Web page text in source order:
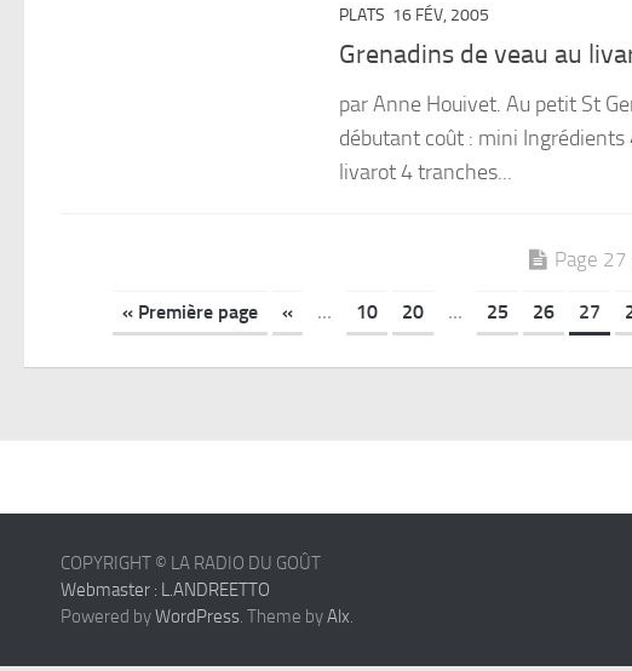
PLATS 16 FÉV, 2005
Grenadins de veau au
par Anne Houivet. Au petit St
débutant coût : mini
livarot 4 tranches...
Page 27
« Première page « ... 10 20 ... 25 26 27
COPYRIGHT © LA RADIO DU GOÛT
Webmaster : L.ANDREETTO
Powered byWordPress. Theme byAlx.